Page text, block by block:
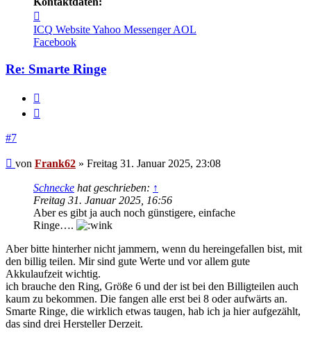
von
Frank62
ICQ WebsiteYahoo Messenger AOL
Facebook
Re: Smarte Ringe
#7
Beitrag
von Frank62 » Freitag 31. Januar 2025, 23:08
Schnecke hat geschrieben: ↑
Freitag 31. Januar 2025, 16:56
Aber es gibt ja auch noch günstigere, einfache
Ringe….
Aber bitte hinterher nicht jammern, wenn du hereingefallen bist, mit
den billig teilen. Mir sind gute Werte und vor allem gute
Akkulaufzeit wichtig.
ich brauche den Ring, Größe 6 und der ist bei den Billigteilen auch
kaum zu bekommen. Die fangen alle erst bei 8 oder aufwärts an.
Smarte Ringe, die wirklich etwas taugen, hab ich ja hier aufgezählt,
das sind drei Hersteller Derzeit.